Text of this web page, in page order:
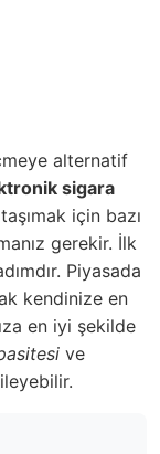
alternatif
sigara
için bazı
gerekir. İlk
Piyasada
kendinize en
en iyi şekilde
ve